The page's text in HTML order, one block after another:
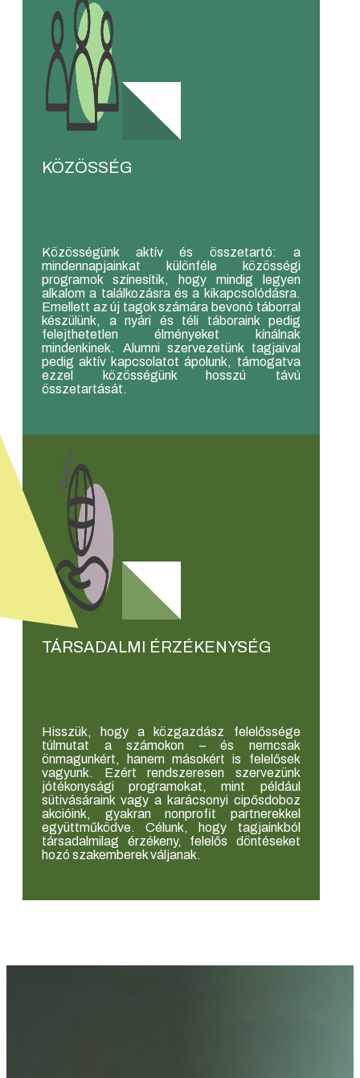
KÖZÖSSÉG
Közösségünk aktív és összetartó: a
mindennapjainkat különféle közösségi
programok színesítik, hogy mindig legyen
alkalom a találkozásra és a kikapcsolódásra.
Emellett az új tagok számára bevonó táborral
készülünk, a nyári és téli táboraink pedig
felejthetetlen élményeket kínálnak
mindenkinek. Alumni szervezetünk tagjaival
pedig aktív kapcsolatot ápolunk, támogatva
ezzel közösségünk hosszú távú
összetartását.
TÁRSADALMI ÉRZÉKENYSÉG
Hisszük, hogy a közgazdász felelőssége
túlmutat a számokon – és nemcsak
önmagunkért, hanem másokért is felelősek
vagyunk. Ezért rendszeresen szervezünk
jótékonysági programokat, mint például
sütivásáraink vagy a karácsonyi cipősdoboz
akcióink, gyakran nonprofit partnerekkel
együttműködve. Célunk, hogy tagjainkból
társadalmilag érzékeny, felelős döntéseket
hozó szakemberek váljanak.